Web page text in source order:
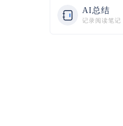
AI总结
记录阅读笔记